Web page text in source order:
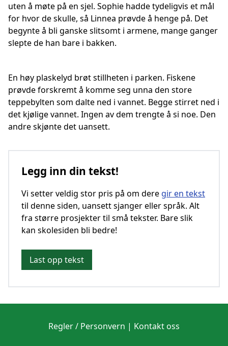
uten å møte på en sjel. Sophie hadde tydeligvis et mål
for hvor de skulle, så Linnea prøvde å henge på. Det
begynte å bli ganske slitsomt i armene, mange ganger
slepte de han bare i bakken.
En høy plaskelyd brøt stillheten i parken. Fiskene
prøvde forskremt å komme seg unna den store
teppebylten som dalte ned i vannet. Begge stirret ned i
det kjølige vannet. Ingen av dem trengte å si noe. Den
andre skjønte det uansett.
Legg inn din tekst!
Vi setter veldig stor pris på om dere gir en tekst
til denne siden, uansett sjanger eller språk. Alt
fra større prosjekter til små tekster. Bare slik
kan skolesiden bli bedre!
Last opp tekst
Regler / Personvern | Kontakt oss